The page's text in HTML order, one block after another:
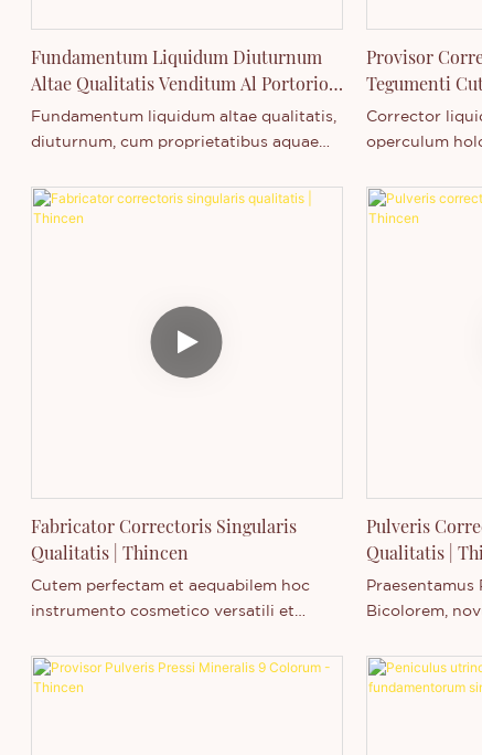
Fundamentum Liquidum Diuturnum
Altae Qualitatis Venditum Al Portorio
— Inscriptionem Privatam Et
Customizationem
Fundamentum liquidum altae qualitatis,
diuturnum, cum proprietatibus aquae
Sustinetur nota privata, impressione
logorum personalium, et customizatione
Provisor
Tegumenti
Corrector
operculum
auxilium
privatis.
Fabricator Correctoris Singularis
Qualitatis | Thincen
Cutem perfectam et aequabilem hoc
instrumento cosmetico versatili et
conforma et corrige uno tantum
producto! De linea nostra cosmeticorum
Pulveris
Qualitatis |
Praesentamus
Bicolorem,
versatilem et
ad aspectum